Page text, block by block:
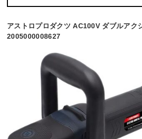
アストロプロダクツ AC100V ダブルアク
2005000008627